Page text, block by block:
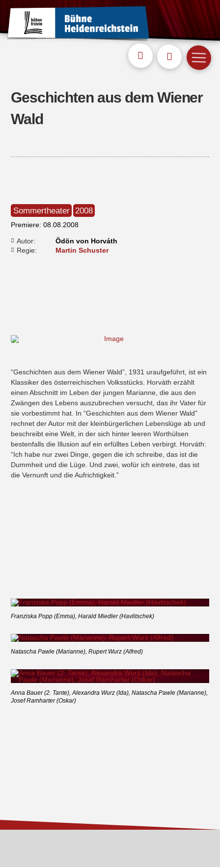
Geschichten aus dem Wiener
Wald
Sommertheater 2008
Premiere: 08.08.2008
Autor:
Ödön von Horváth
Regie:
Martin Schuster
“Geschichten aus dem Wiener Wald”, 1931 uraufgeführt, ist ein
Klassiker des österreichischen Volksstücks. Horváth erzählt
einen Abschnitt im Leben der jungen Marianne, die aus den
Zwängen des Lebens auszubrechen versucht, das ihr Vater für
sie vorbestimmt hat. In “Geschichten aus dem Wiener Wald”
rechnet der Autor mit der kleinbürgerlichen Lebenslüge ab und
beschreibt eine Welt, in der sich hinter leeren Worthülsen
bestenfalls die Illusion auf ein erfülltes Leben verbirgt. Horváth:
“Ich habe nur zwei Dinge, gegen die ich schreibe, das ist die
Dummheit und die Lüge. Und zwei, wofür ich eintrete, das ist
die Vernunft und die Aufrichtigkeit.”
Franziska Popp (Emma), Harald Miedler (Havlitschek)
Natascha Pawle (Marianne), Rupert Wurz (Alfred)
Anna Bauer (2. Tante), Alexandra Wurz (Ida), Natascha Pawle (Marianne),
Josef Ramharter (Oskar)